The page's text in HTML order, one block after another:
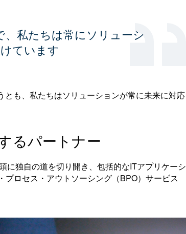
、私たちは常にソリューシ
ています
も、私たちはソリューションが常に未来に対応
るパートナー
に独自の道を切り開き、包括的なITアプリケーシ
ロセス・アウトソーシング（BPO）サービス